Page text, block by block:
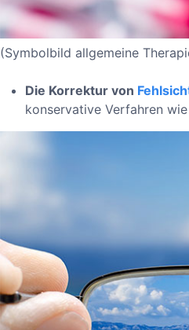
(Symbolbild allgemeine
Die Korrektur von
konservative Verfahren wie